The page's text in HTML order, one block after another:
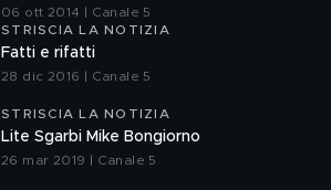
06 ott 2014 | Canale 5
STRISCIA LA NOTIZIA
Fatti e rifatti
28 dic 2016 | Canale 5
STRISCIA LA NOTIZIA
Lite Sgarbi Mike Bongiorno
26 mar 2019 | Canale 5